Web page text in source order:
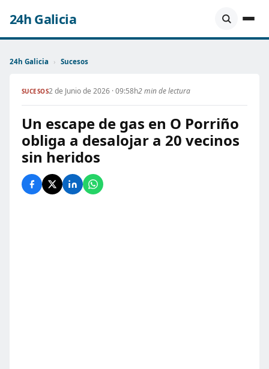
24h Galicia
24h Galicia › Sucesos
SUCESOS2 de Junio de 2026 · 09:58h2 min de lectura
Un escape de gas en O Porriño
obliga a desalojar a 20 vecinos
sin heridos